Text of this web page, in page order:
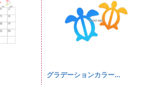
グラデーションカラー...